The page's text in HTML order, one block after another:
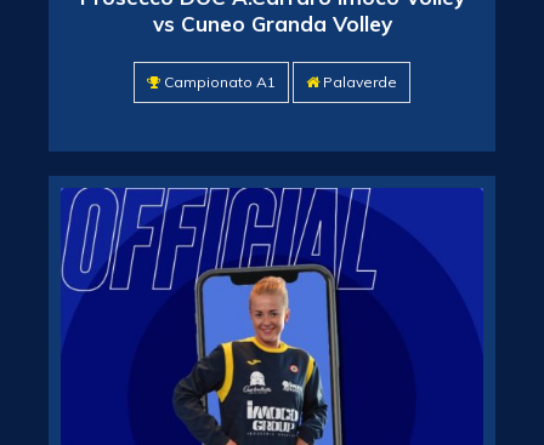
vs Cuneo Granda Volley
Campionato A1 Palaverde